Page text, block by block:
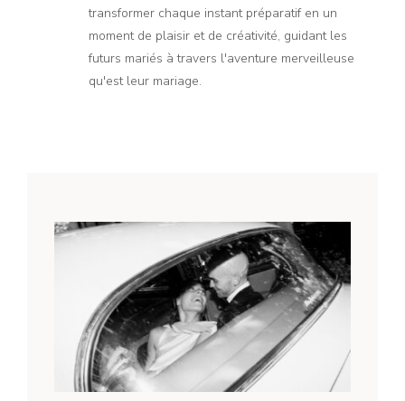
transformer chaque instant préparatif en un
moment de plaisir et de créativité, guidant les
futurs mariés à travers l'aventure merveilleuse
qu'est leur mariage.